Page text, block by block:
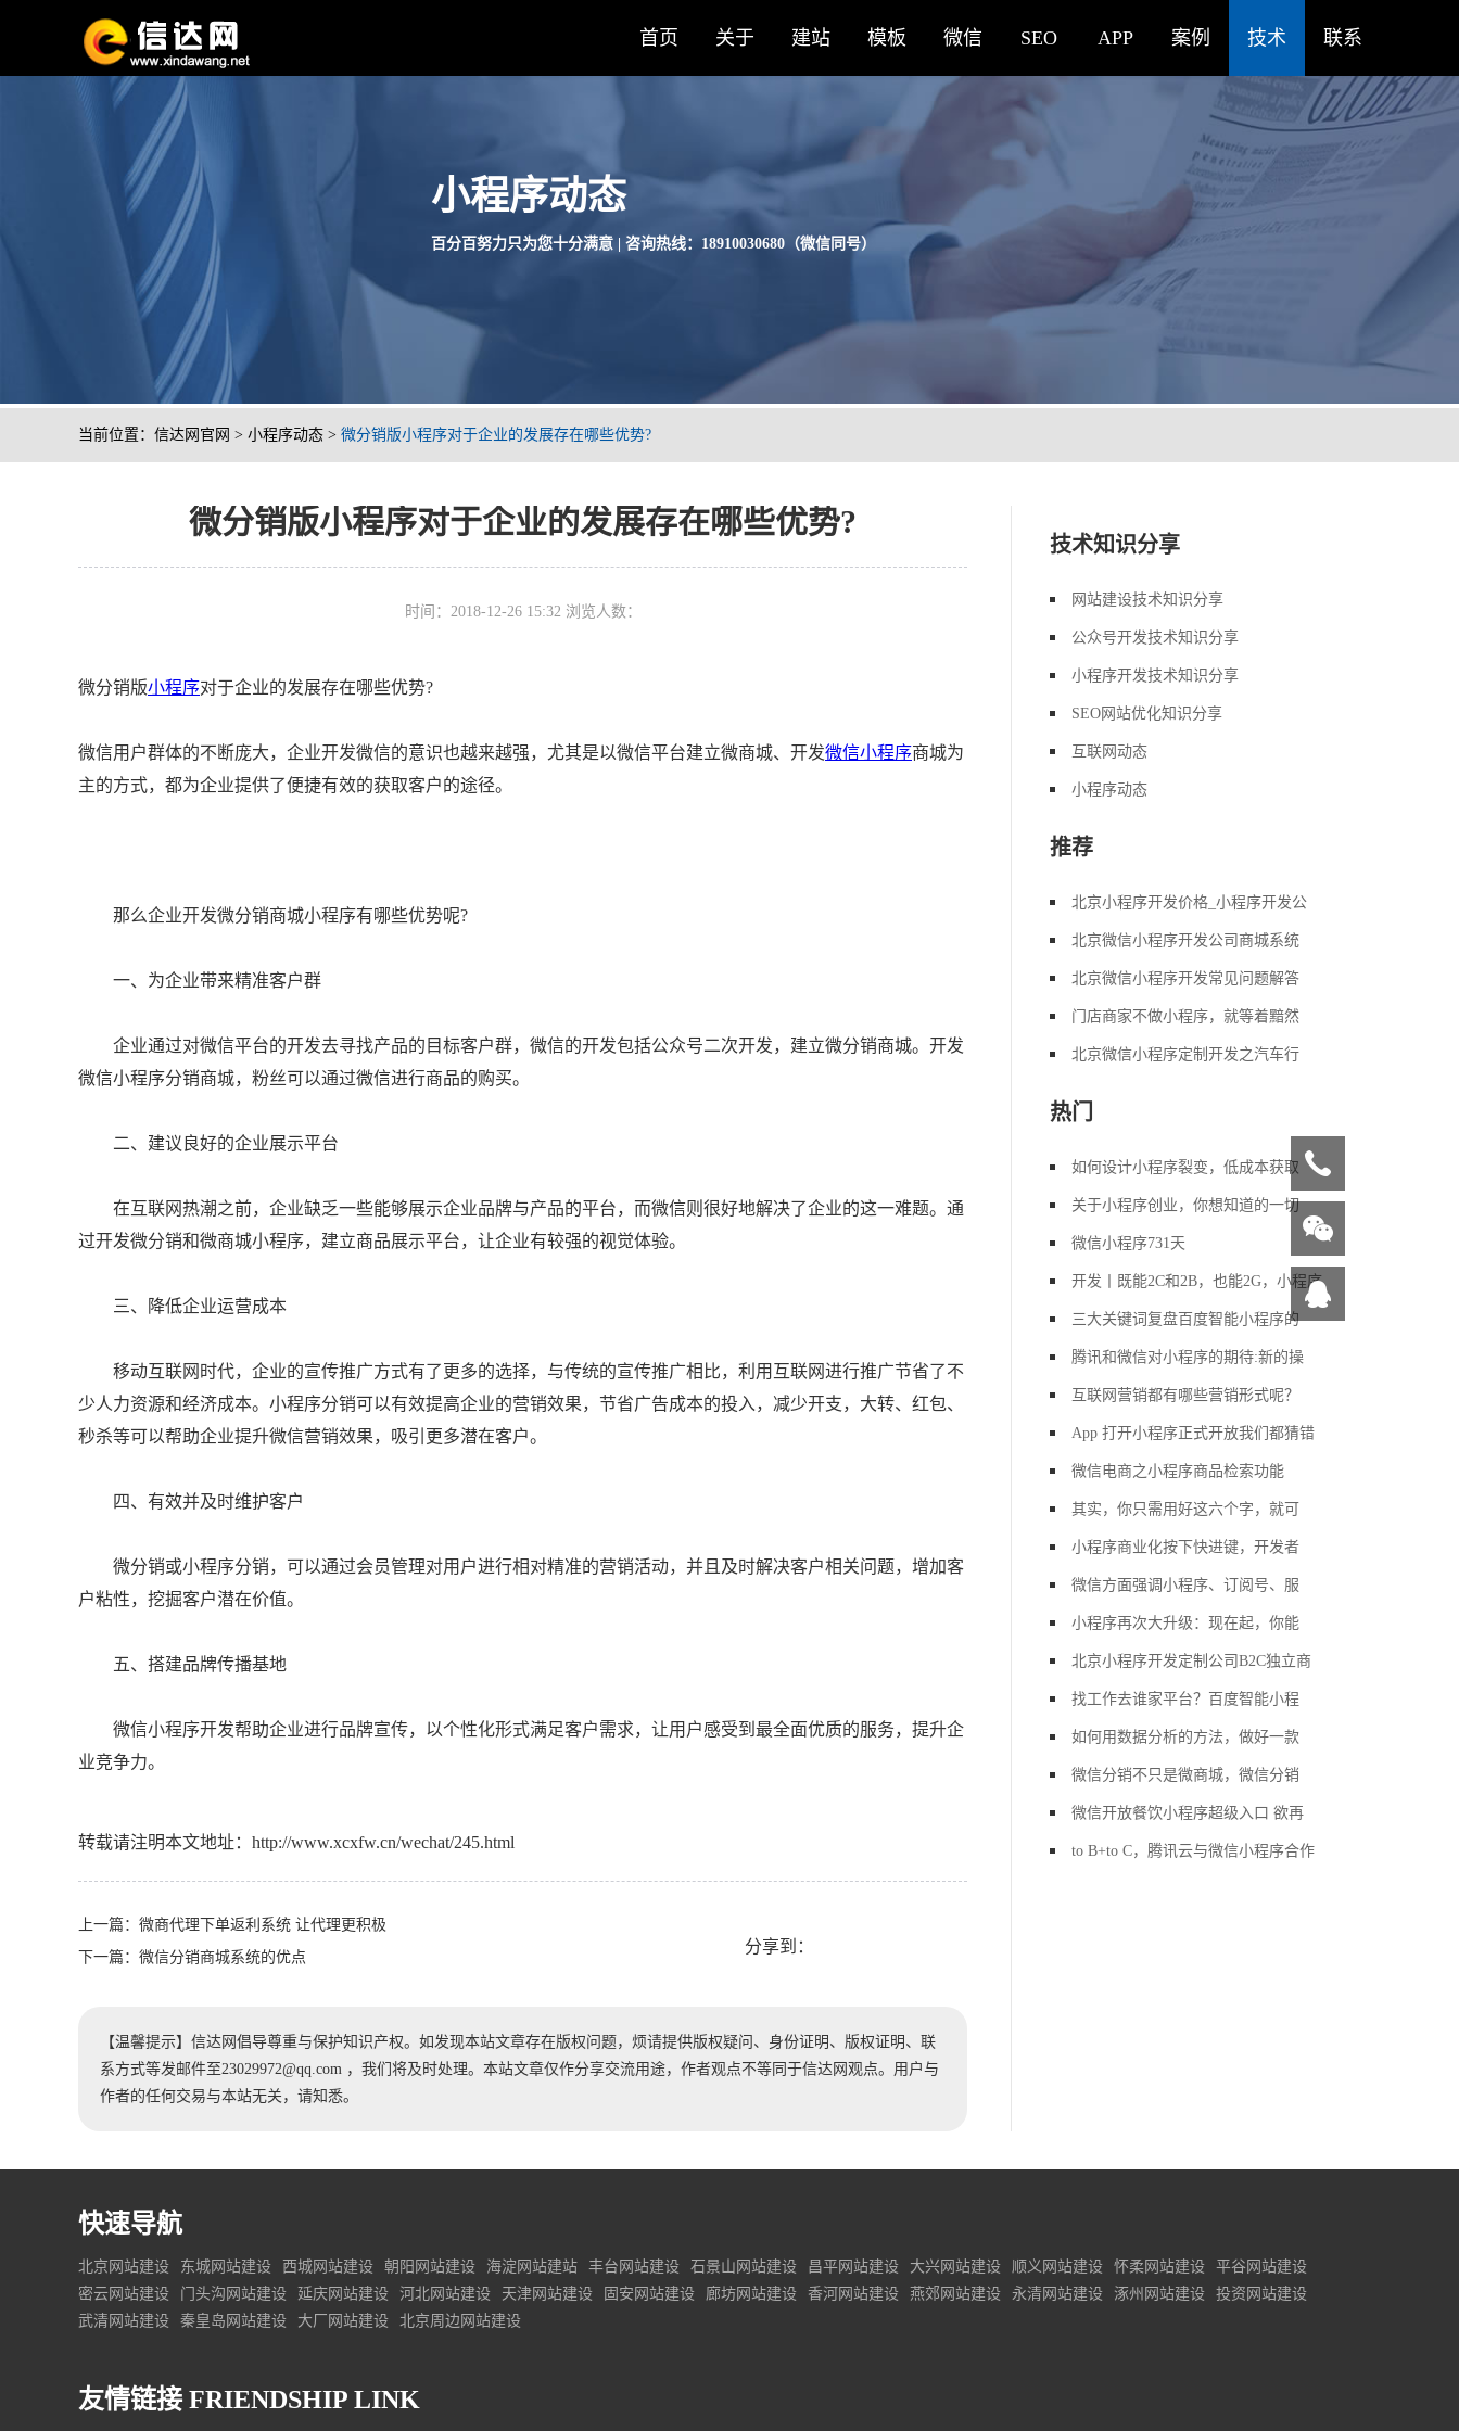
首页 关于 建站 模板 微信 SEO APP 案例 技术 联系
小程序动态
百分百努力只为您十分满意 | 咨询热线：18910030680（微信同号）
当前位置： 信达网官网 > 小程序动态 > 微分销版小程序对于企业的发展存在哪些优势?
微分销版小程序对于企业的发展存在哪些优势?
时间：2018-12-26 15:32 浏览人数：
微分销版小程序对于企业的发展存在哪些优势?
微信用户群体的不断庞大，企业开发微信的意识也越来越强，尤其是以微信平台建立微商城、开发微信小程序商城为
主的方式，都为企业提供了便捷有效的获取客户的途径。
那么企业开发微分销商城小程序有哪些优势呢?
一、为企业带来精准客户群
企业通过对微信平台的开发去寻找产品的目标客户群，微信的开发包括公众号二次开发，建立微分销商城。开发
微信小程序分销商城，粉丝可以通过微信进行商品的购买。
二、建议良好的企业展示平台
在互联网热潮之前，企业缺乏一些能够展示企业品牌与产品的平台，而微信则很好地解决了企业的这一难题。通
过开发微分销和微商城小程序，建立商品展示平台，让企业有较强的视觉体验。
三、降低企业运营成本
移动互联网时代，企业的宣传推广方式有了更多的选择，与传统的宣传推广相比，利用互联网进行推广节省了不
少人力资源和经济成本。小程序分销可以有效提高企业的营销效果，节省广告成本的投入，减少开支，大转、红包、
秒杀等可以帮助企业提升微信营销效果，吸引更多潜在客户。
四、有效并及时维护客户
微分销或小程序分销，可以通过会员管理对用户进行相对精准的营销活动，并且及时解决客户相关问题，增加客
户粘性，挖掘客户潜在价值。
五、搭建品牌传播基地
微信小程序开发帮助企业进行品牌宣传，以个性化形式满足客户需求，让用户感受到最全面优质的服务，提升企
业竞争力。
转载请注明本文地址： http://www.xcxfw.cn/wechat/245.html
上一篇： 微商代理下单返利系统 让代理更积极
下一篇： 微信分销商城系统的优点
分享到：
【温馨提示】信达网倡导尊重与保护知识产权。如发现本站文章存在版权问题，烦请提供版权疑问、身份证明、版权证明、联
系方式等发邮件至23029972@qq.com ，我们将及时处理。本站文章仅作分享交流用途，作者观点不等同于信达网观点。用户与
作者的任何交易与本站无关，请知悉。
技术知识分享
网站建设技术知识分享
公众号开发技术知识分享
小程序开发技术知识分享
SEO网站优化知识分享
互联网动态
小程序动态
推荐
北京小程序开发价格_小程序开发公
北京微信小程序开发公司商城系统
北京微信小程序开发常见问题解答
门店商家不做小程序，就等着黯然
北京微信小程序定制开发之汽车行
热门
如何设计小程序裂变，低成本获取
关于小程序创业，你想知道的一切
微信小程序731天
开发丨既能2C和2B，也能2G，小程序
三大关键词复盘百度智能小程序的
腾讯和微信对小程序的期待:新的操
互联网营销都有哪些营销形式呢？
App 打开小程序正式开放我们都猜错
微信电商之小程序商品检索功能
其实，你只需用好这六个字，就可
小程序商业化按下快进键，开发者
微信方面强调小程序、订阅号、服
小程序再次大升级：现在起，你能
北京小程序开发定制公司B2C独立商
找工作去谁家平台？百度智能小程
如何用数据分析的方法，做好一款
微信分销不只是微商城，微信分销
微信开放餐饮小程序超级入口 欲再
to B+to C，腾讯云与微信小程序合作
快速导航
北京网站建设 东城网站建设 西城网站建设 朝阳网站建设 海淀网站建站 丰台网站建设 石景山网站建设 昌平网站建设 大兴网站建设 顺义网站建设 怀柔网站建设
平谷网站建设
密云网站建设
门头沟网站建设 延庆网站建设 河北网站建设 天津网站建设 固安网站建设 廊坊网站建设 香河网站建设 燕郊网站建设 永清网站建设 涿州网站建设
投资网站建设
武清网站建设
秦皇岛网站建设 大厂网站建设 北京周边网站建设
友情链接 FRIENDSHIP LINK